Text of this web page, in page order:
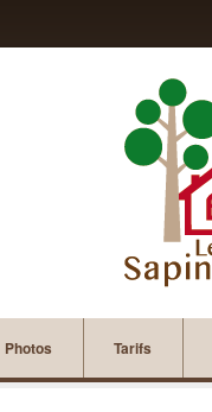
Photos Tarifs